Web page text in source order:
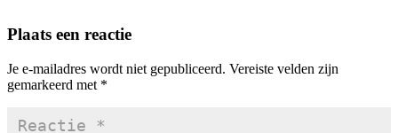
Plaats een reactie
Je e-mailadres wordt niet gepubliceerd. Vereiste velden zijn
gemarkeerd met *